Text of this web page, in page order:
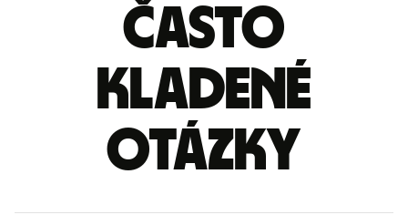
Často
kladené
otázky